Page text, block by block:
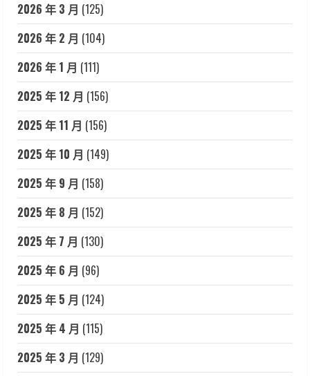
2026 年 3 月 (125)
2026 年 2 月 (104)
2026 年 1 月 (111)
2025 年 12 月 (156)
2025 年 11 月 (156)
2025 年 10 月 (149)
2025 年 9 月 (158)
2025 年 8 月 (152)
2025 年 7 月 (130)
2025 年 6 月 (96)
2025 年 5 月 (124)
2025 年 4 月 (115)
2025 年 3 月 (129)